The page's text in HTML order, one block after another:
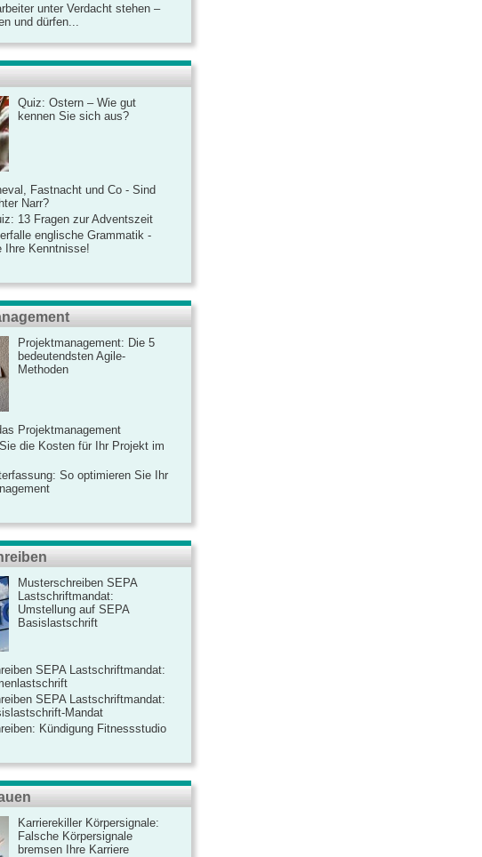
unter Verdacht stehen –
und dürfen...
Quiz: Ostern – Wie gut
kennen Sie sich aus?
Fastnacht und Co - Sind
Narr?
13 Fragen zur Adventszeit
englische Grammatik -
Ihre Kenntnisse!
Projektmanagement: Die 5
bedeutendsten Agile-
Methoden
Projektmanagement
die Kosten für Ihr Projekt im
So optimieren Sie Ihr
Musterschreiben SEPA
Lastschriftmandat:
Umstellung auf SEPA
Basislastschrift
SEPA Lastschriftmandat:
SEPA Lastschriftmandat:
Mandat
Kündigung Fitnessstudio
Karrierekiller Körpersignale:
Falsche Körpersignale
bremsen Ihre Karriere